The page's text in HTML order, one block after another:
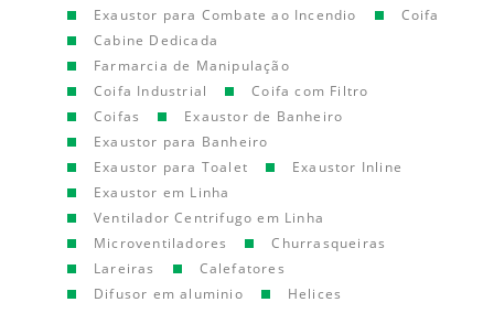
Exaustor para Combate ao Incendio
Coifa
Cabine Dedicada
Farmarcia de Manipulação
Coifa Industrial
Coifa com Filtro
Coifas
Exaustor de Banheiro
Exaustor para Banheiro
Exaustor para Toalet
Exaustor Inline
Exaustor em Linha
Ventilador Centrifugo em Linha
Microventiladores
Churrasqueiras
Lareiras
Calefatores
Difusor em aluminio
Helices